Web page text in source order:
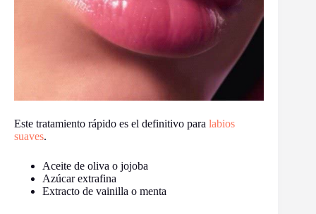
Este tratamiento rápido es el definitivo para labios
suaves.
Aceite de oliva o jojoba
Azúcar extrafina
Extracto de vainilla o menta